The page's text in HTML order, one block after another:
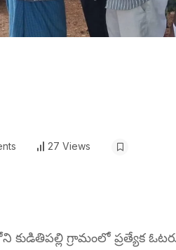
27 Views
గ్రామంలో ప్రత్యేక